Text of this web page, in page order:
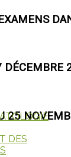
DES
DÉCEMBRE
25